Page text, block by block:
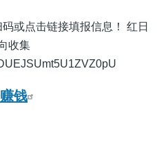
或点击链接填报信息！ 红日
收集
钱